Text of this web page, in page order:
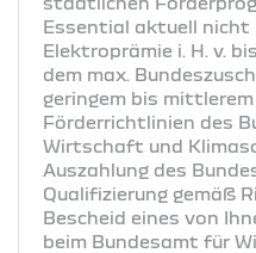
Essential aktuell nicht
Elektroprämie i. H. v.
dem max.
geringem bis mittlerem
Förderrichtlinien des
Wirtschaft und
Auszahlung des
Qualifizierung gemäß
Bescheid eines von
beim Bundesamt für